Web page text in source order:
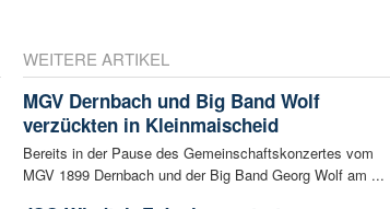
WEITERE ARTIKEL
MGV Dernbach und Big Band Wolf
verzückten in Kleinmaischeid
Bereits in der Pause des Gemeinschaftskonzertes vom
MGV 1899 Dernbach und der Big Band Georg Wolf am ...